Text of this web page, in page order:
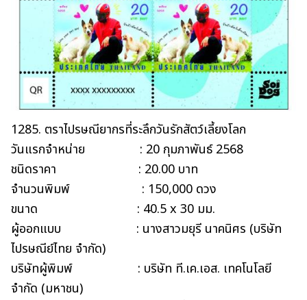
1285. ตราไปรษณียากรที่ระลึกวันรักสัตว์เลี้ยงโลก
วันแรกจำหน่าย : 20 กุมภาพันธ์ 2568
ชนิดราคา : 20.00 บาท
จำนวนพิมพ์ : 150,000 ดวง
ขนาด : 40.5 x 30 มม.
ผู้ออกแบบ : นางสาวมยุรี นาคนิศร (บริษัท
ไปรษณีย์ไทย จำกัด)
บริษัทผู้พิมพ์ : บริษัท ที.เค.เอส. เทคโนโลยี
จำกัด (มหาชน)